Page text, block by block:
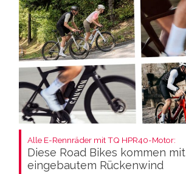
Alle E-Rennräder mit TQ HPR40-Motor:
Diese Road Bikes kommen mit
eingebautem Rückenwind